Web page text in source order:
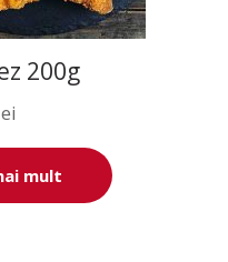
200g
mult